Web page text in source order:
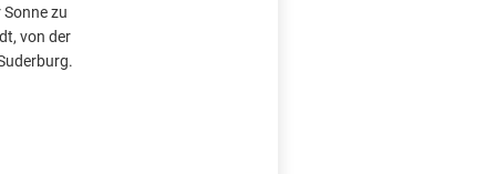
zu
von der